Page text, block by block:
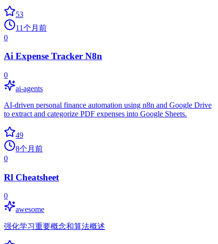
53
11个月前
0
Ai Expense Tracker N8n
0
ai-agents
AI-driven personal finance automation using n8n and Google Drive
to extract and categorize PDF expenses into Google Sheets.
49
8个月前
0
Rl Cheatsheet
0
awesome
强化学习重要概念和算法概述